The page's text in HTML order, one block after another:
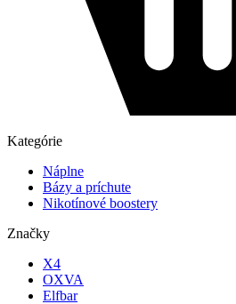
Kategórie
Náplne
Bázy a príchute
Nikotínové boostery
Značky
X4
OXVA
Elfbar